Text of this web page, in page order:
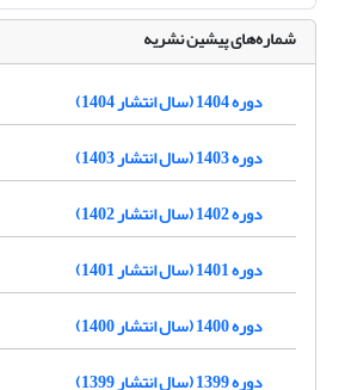
شماره‌های پیشین نشریه
دوره 1404 (سال انتشار 1404)
دوره 1403 (سال انتشار 1403)
دوره 1402 (سال انتشار 1402)
دوره 1401 (سال انتشار 1401)
دوره 1400 (سال انتشار 1400)
دوره 1399 (سال انتشار 1399)